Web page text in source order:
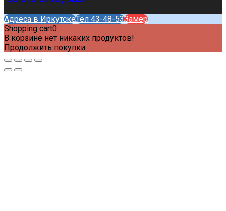
Адреса в ИркутскеТел 43-48-53Замер
Shopping cart0
В корзине нет никаких продуктов!
Продолжить покупки